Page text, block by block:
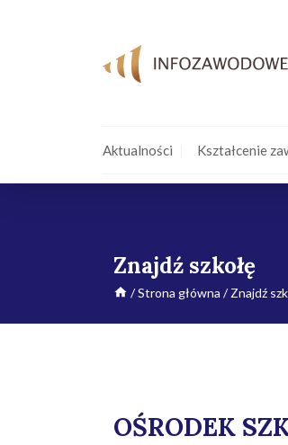
Aktualności Kształcenie
Znajdź szkołę
/Strona główna /Znajdź
OŚRODEK